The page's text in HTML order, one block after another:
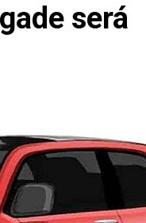
Cidades
Fama e TV
Justiça
Mundo
Política
será